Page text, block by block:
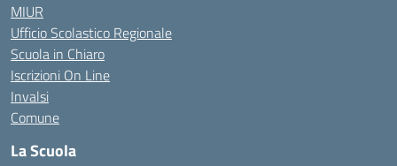
MIUR
Ufficio Scolastico Regionale
Scuola in Chiaro
Iscrizioni On Line
Invalsi
Comune
La Scuola